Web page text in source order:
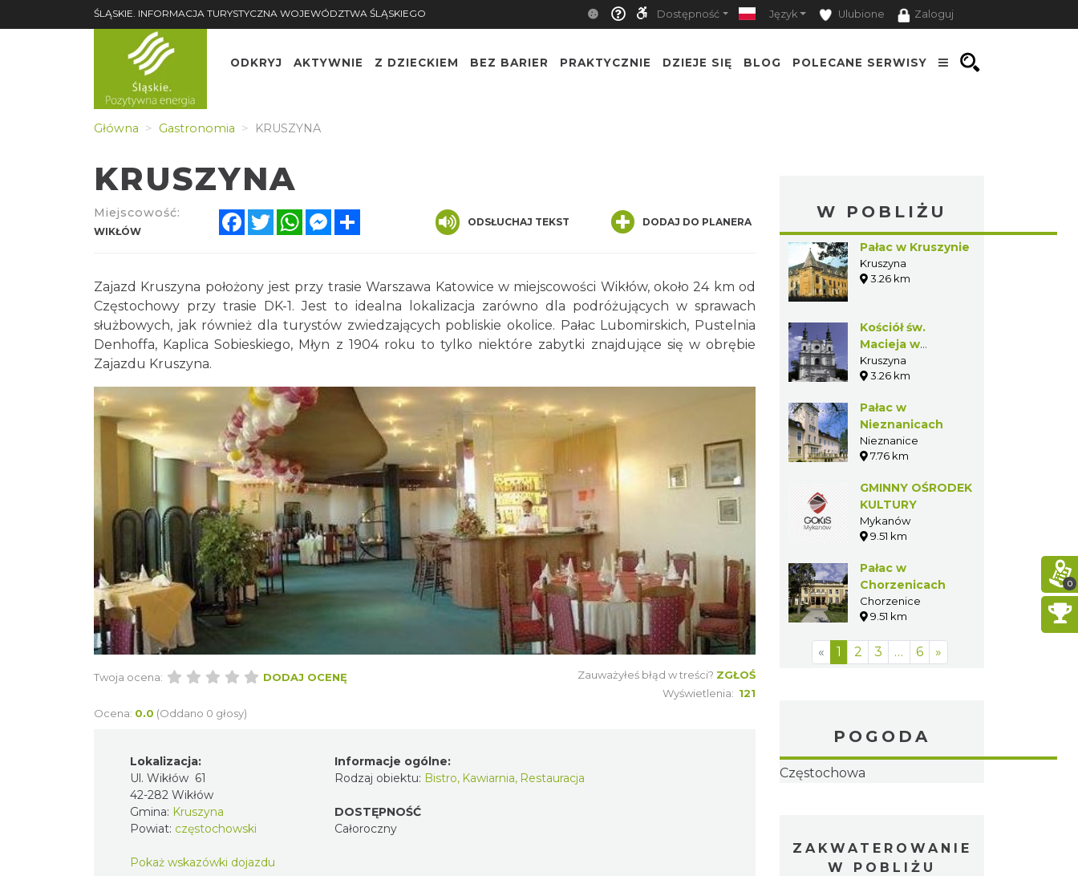
ŚLĄSKIE. INFORMACJA TURYSTYCZNA WOJEWÓDZTWA ŚLĄSKIEGO Dostępność Język Ulubione Zaloguj
ODKRYJ AKTYWNIE Z DZIECKIEM BEZ BARIER PRAKTYCZNIE DZIEJE SIĘ BLOG POLECANE SERWISY
Główna Gastronomia KRUSZYNA
KRUSZYNA
Miejscowość:
WIKŁÓW
FacebookTwitterWhatsAppMessenger ODSŁUCHAJ TEKST DODAJ DO PLANERA
Zajazd Kruszyna położony jest przy trasie Warszawa Katowice w miejscowości Wikłów, około 24 km od
Częstochowy przy trasie DK-1. Jest to idealna lokalizacja zarówno dla podróżujących w sprawach
służbowych, jak również dla turystów zwiedzających pobliskie okolice. Pałac Lubomirskich, Pustelnia
Denhoffa, Kaplica Sobieskiego, Młyn z 1904 roku to tylko niektóre zabytki znajdujące się w obrębie
Zajazdu Kruszyna.
Twoja ocena: DODAJ OCENĘ
Ocena: 0.0 (Oddano 0 głosy)
Zauważyłeś błąd w treści? ZGŁOŚ
Wyświetlenia: 121
Lokalizacja:
Ul. Wikłów 61
42-282 Wikłów
Gmina: Kruszyna
Powiat: częstochowski
Pokaż wskazówki dojazdu
Informacje ogólne:
Rodzaj obiektu: Bistro, Kawiarnia, Restauracja
DOSTĘPNOŚĆ
Całoroczny
W POBLIŻU
Pałac w Kruszynie
Kruszyna
3.26 km
Kościół św.
Macieja w
Kruszynie
Kruszyna
3.26 km
Pałac w
Nieznanicach
Nieznanice
7.76 km
GMINNY OŚRODEK
KULTURY
Mykanów
9.51 km
Pałac w
Chorzenicach
Chorzenice
9.51 km
« 1 2 3 … 6 »
POGODA
Częstochowa
ZAKWATEROWANIE
W POBLIŻU
0